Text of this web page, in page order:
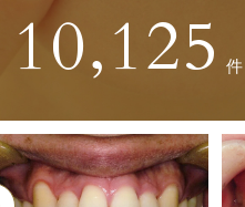
10,125 件